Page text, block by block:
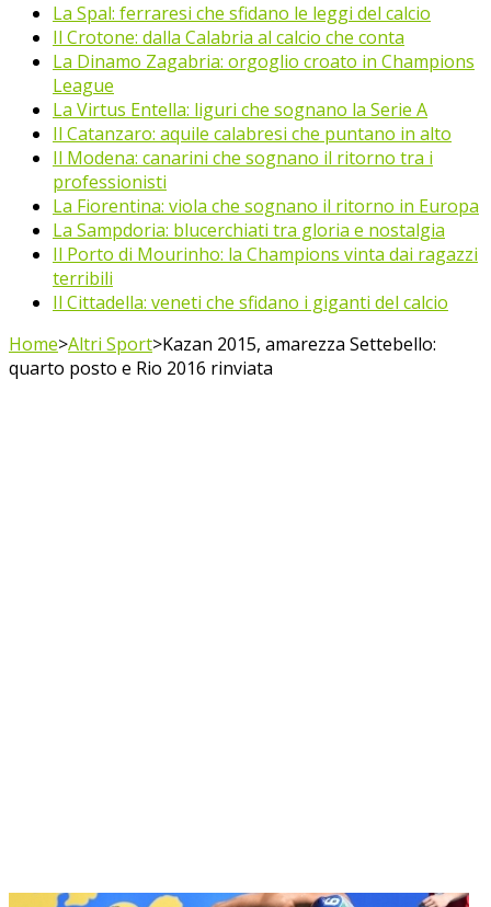
La Spal: ferraresi che sfidano le leggi del calcio
Il Crotone: dalla Calabria al calcio che conta
La Dinamo Zagabria: orgoglio croato in Champions
League
La Virtus Entella: liguri che sognano la Serie A
Il Catanzaro: aquile calabresi che puntano in alto
Il Modena: canarini che sognano il ritorno tra i
professionisti
La Fiorentina: viola che sognano il ritorno in Europa
La Sampdoria: blucerchiati tra gloria e nostalgia
Il Porto di Mourinho: la Champions vinta dai ragazzi
terribili
Il Cittadella: veneti che sfidano i giganti del calcio
Home>Altri Sport>Kazan 2015, amarezza Settebello:
quarto posto e Rio 2016 rinviata